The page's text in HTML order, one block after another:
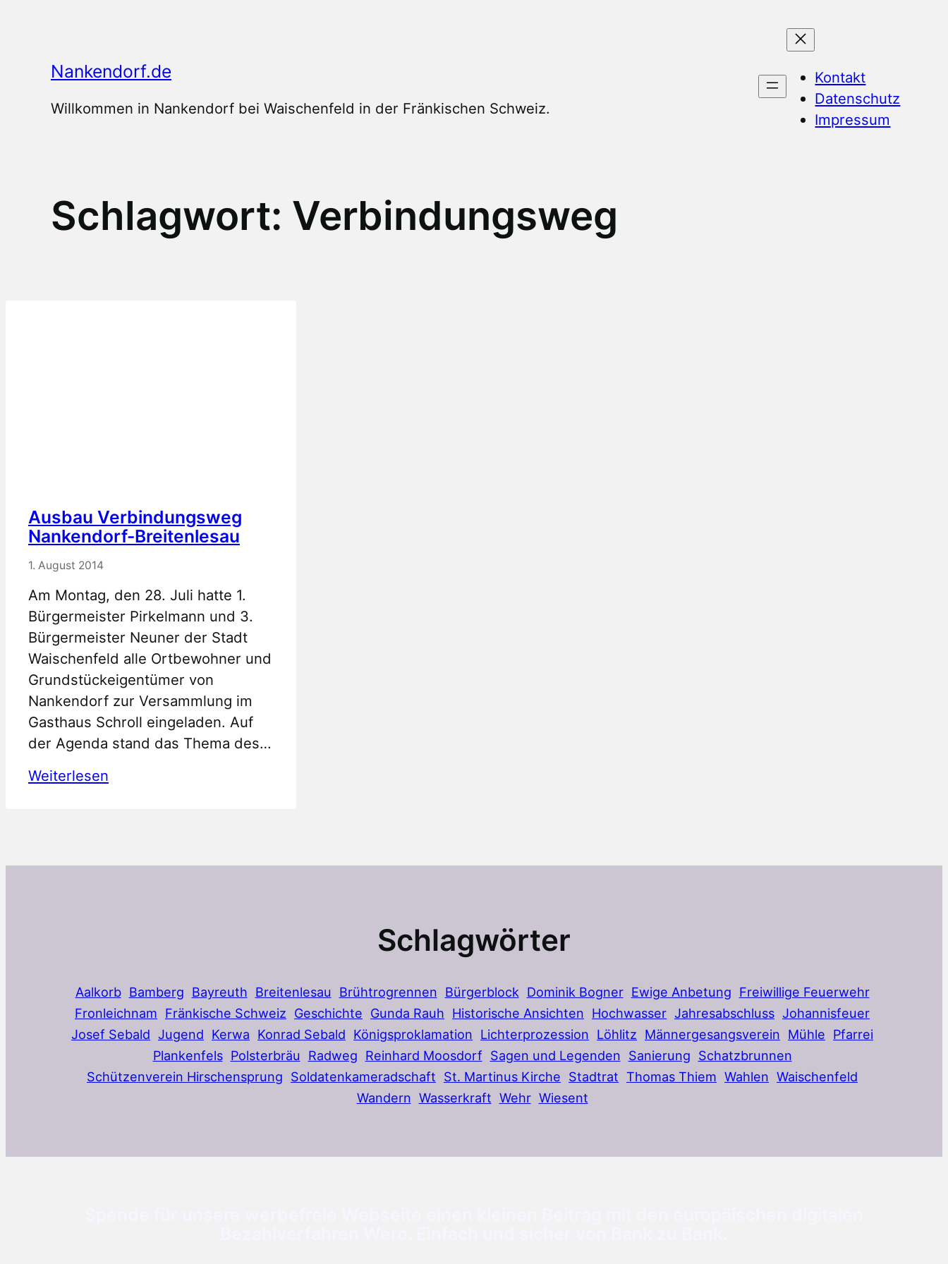
Nankendorf.de
Willkommen in Nankendorf bei Waischenfeld in der Fränkischen Schweiz.
Kontakt
Datenschutz
Impressum
Schlagwort: Verbindungsweg
Ausbau Verbindungsweg
Nankendorf-Breitenlesau
1. August 2014
Am Montag, den 28. Juli hatte 1.
Bürgermeister Pirkelmann und 3.
Bürgermeister Neuner der Stadt
Waischenfeld alle Ortbewohner und
Grundstückeigentümer von
Nankendorf zur Versammlung im
Gasthaus Schroll eingeladen. Auf
der Agenda stand das Thema des…
Weiterlesen
Schlagwörter
Aalkorb Bamberg Bayreuth Breitenlesau Brühtrogrennen Bürgerblock Dominik Bogner Ewige Anbetung Freiwillige Feuerwehr
Fronleichnam Fränkische Schweiz Geschichte Gunda Rauh Historische Ansichten Hochwasser Jahresabschluss Johannisfeuer
Josef Sebald Jugend Kerwa Konrad Sebald Königsproklamation Lichterprozession Löhlitz Männergesangsverein Mühle Pfarrei
Plankenfels Polsterbräu Radweg Reinhard Moosdorf Sagen und Legenden Sanierung Schatzbrunnen
Schützenverein Hirschensprung Soldatenkameradschaft St. Martinus Kirche Stadtrat Thomas Thiem Wahlen Waischenfeld
Wandern Wasserkraft Wehr Wiesent